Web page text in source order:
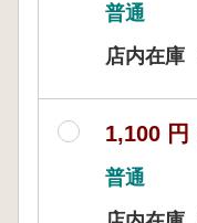
普通
店内在庫
1,100 円
普通